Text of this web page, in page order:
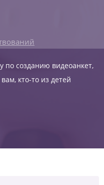
по созданию видеоанкет,
кто-то из детей